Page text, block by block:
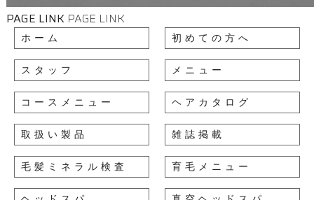
PAGE LINK PAGE LINK
ホーム 初めての方へ
スタッフ メニュー
コースメニュー ヘアカタログ
取扱い製品 雑誌掲載
毛髪ミネラル検査 育毛メニュー